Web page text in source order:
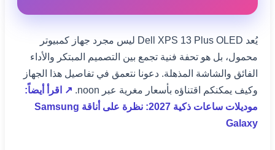
يُعد Dell XPS 13 Plus OLED ليس مجرد جهاز كمبيوتر
محمول، بل هو تحفة فنية تجمع بين التصميم المبتكر والأداء
الفائق والشاشة المذهلة. دعونا نتعمق في تفاصيل هذا الجهاز
وكيف يمكنكم اقتناؤه بأسعار مغرية عبر noon.
↗ اقرأ أيضاً:
موديلات ساعات ذكية 2027: نظرة على أناقة Samsung
Galaxy